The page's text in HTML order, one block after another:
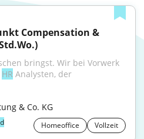
Compensation &
bringst. Wir bei Vorwerk
HR Analysten, der
& Co. KG
Homeoffice Vollzeit